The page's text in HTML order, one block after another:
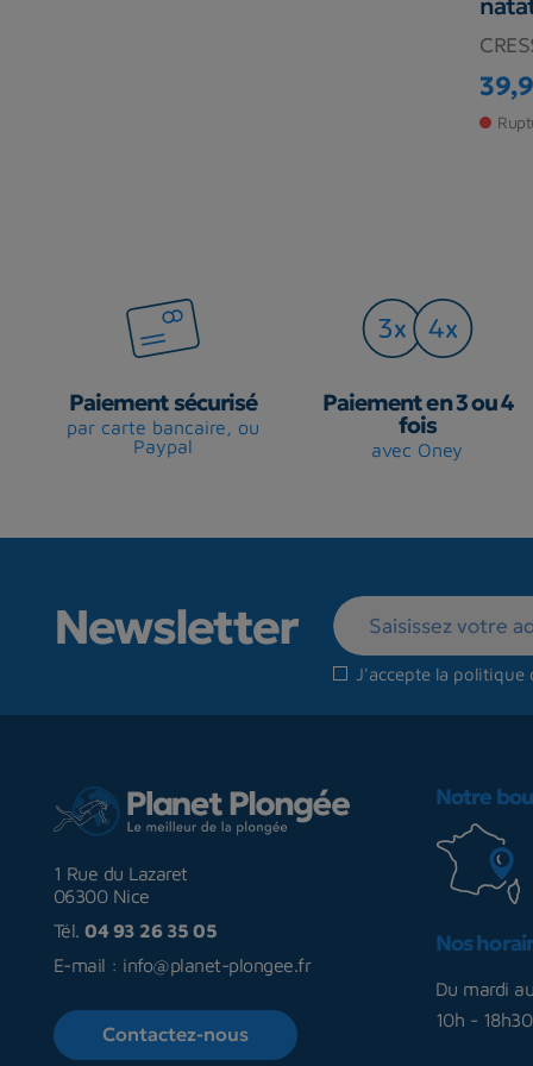
Prix
Prix
Paiement sécurisé
par carte bancaire, ou
Paypal
Paiement en 3 ou 4
fois
avec Oney
Newsletter
J'accepte la politique
1 Rue du Lazaret
06300 Nice
Tél. 04 93 26 35 05
E-mail : info@planet-plongee.fr
Contactez-nous
Notre
Nos
Du mardi
10h - 18h30